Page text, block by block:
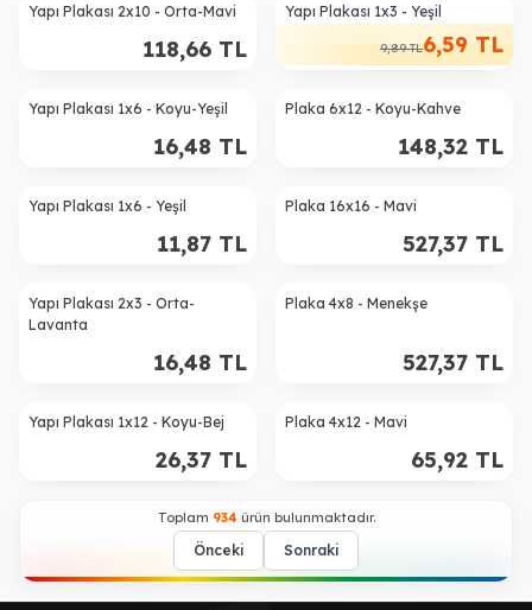
Yapı Plakası 2x10 - Orta-Mavi
118,66 TL
%33
Yapı Plakası 1x3 - Yeşil
9,89TL6,59 TL
Yapı Plakası 1x6 - Koyu-Yeşil
16,48 TL
Plaka 6x12 - Koyu-Kahve
148,32 TL
Yapı Plakası 1x6 - Yeşil
11,87 TL
Plaka 16x16 - Mavi
527,37 TL
Yapı Plakası 2x3 - Orta-
Lavanta
16,48 TL
Plaka 4x8 - Menekşe
527,37 TL
Yapı Plakası 1x12 - Koyu-Bej
26,37 TL
Plaka 4x12 - Mavi
65,92 TL
Toplam 934 ürün bulunmaktadır.
Önceki Sonraki